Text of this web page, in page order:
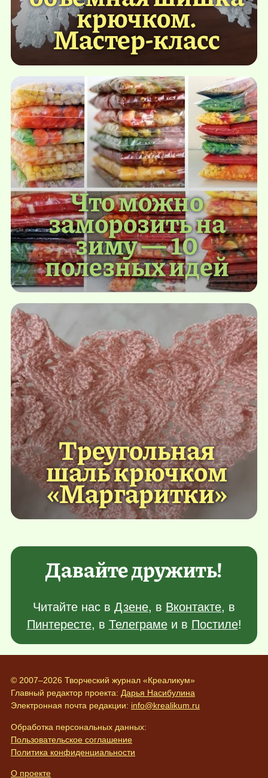
крючком.
Мастер-класс
Что можно
заморозить на
зиму — 10
полезных идей
Треугольная
шаль крючком
«Маргаритки»
Давайте дружить!
Читайте нас в Дзене, в Вконтакте, в
Пинтересте, в Телеграмеи в Постиле!
© 2007–2026 Творческий журнал «Креаликум»
Главный редактор проекта: Дарья Насибулина
Электронная почта редакции: info@krealikum.ru
Обработка персональных данных:
Пользовательское соглашение
Политика конфиденциальности
О проекте